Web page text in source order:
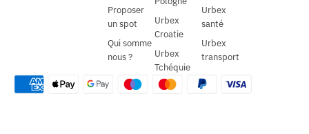
Proposer
un spot
Qui somme
nous ?
Urbex
Croatie
Urbex
Tchéquie
Urbex
santé
Urbex
transport